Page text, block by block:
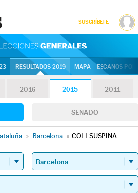
SUSCRÍBETE
RESULTADOS 2019 MAPA ESCAÑOS
2016 2015 2011
SENADO
» Barcelona » COLLSUSPINA